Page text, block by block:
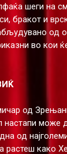
шеги на
бракот и
од
во кои
од
настапи може
од
растеш како